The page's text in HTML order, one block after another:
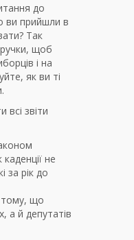
до
ви прийшли в
Так
ручки, щоб
і на
як ви ті
всі звіти
каденції не
за рік до
тому, що
а й депутатів